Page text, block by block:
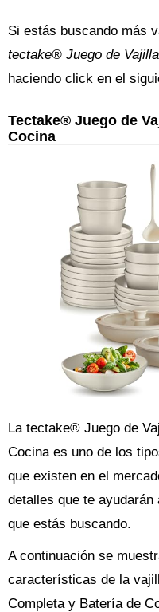
Si estás buscando más
tectake® Juego de
haciendo click en el
Tectake® Juego de
Cocina
La tectake® Juego de
Cocina es uno de los
que existen en el
detalles que te
que estás buscando.
A continuación se
características de la
Completa y Batería de